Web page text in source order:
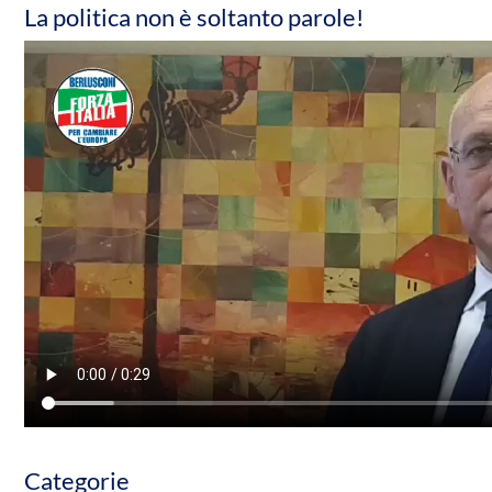
La politica non è soltanto parole!
Categorie